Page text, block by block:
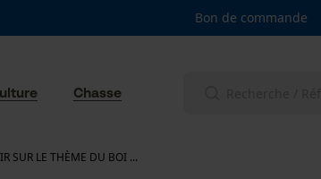
Bon de commande
Chasse
SUR LE THÈME DU BOI ...